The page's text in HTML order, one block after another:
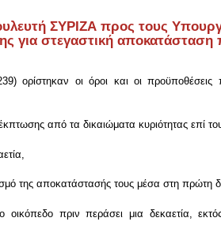
ΣΥΡΙΖΑ προς τους
για στεγαστική αποκατάσταση
οι όροι και οι προϋποθέσεις
από τα δικαιώματα κυριότητας επί
της αποκατάστασής τους μέσα στη πρώτη
οικόπεδο πριν περάσει μια δεκαετία,